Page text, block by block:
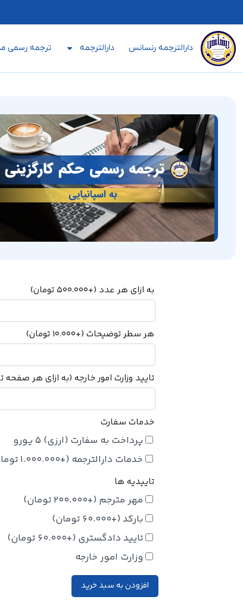
دارالترجمه رنسانس دارالترجمه ترجمه رسمی
به ازای هر عدد (+
500.000تومان)
هر سطر توضیحات (+
10.000 تومان)
تایید وزارت امور خارجه (به ازای هر صفحه
خدمات سفارت
پرداخت به سفارت (ارزی) 5 یورو
خدمات دارالترجمه (+
1.000.000
تاییدیه ها
مهر مترجم (+
200.000 تومان)
بارکد (+
60.000 تومان)
تایید دادگستری (+
60.000 تومان)
وزارت امور خارجه
افزودن به سبد خرید